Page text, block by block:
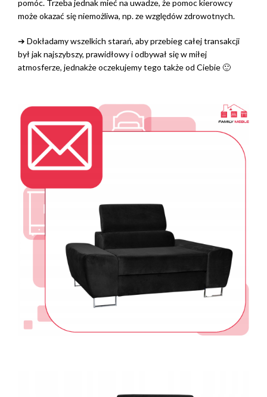
pomóc. Trzeba jednak mieć na uwadze, że pomoc kierowcy
może okazać się niemożliwa, np. ze względów zdrowotnych.
➔ Dokładamy wszelkich starań, aby przebieg całej transakcji
był jak najszybszy, prawidłowy i odbywał się w miłej
atmosferze, jednakże oczekujemy tego także od Ciebie 🙂